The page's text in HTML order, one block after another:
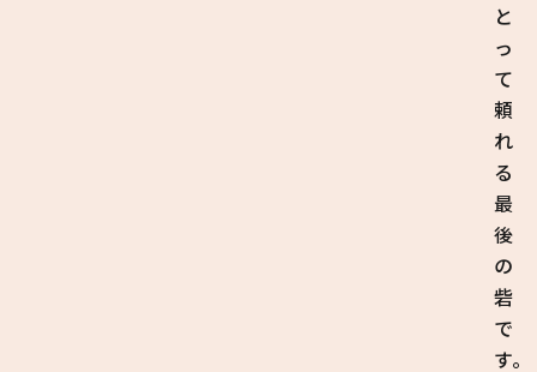
と
っ
て
頼
れ
る
最
後
の
砦
で
す。